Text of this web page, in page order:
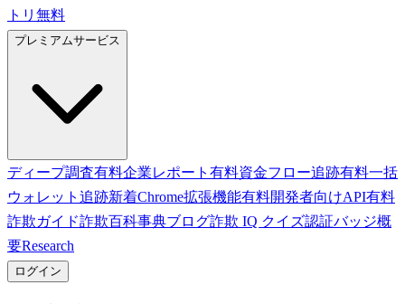
トリ 無料
プレミアムサービス
ディープ調査有料企業レポート 有料資金フロー追跡有料一括
ウォレット追跡新着Chrome拡張機能有料開発者向けAPI有料
詐欺ガイド詐欺百科事典ブログ詐欺 IQ クイズ認証バッジ概
要Research
ログイン